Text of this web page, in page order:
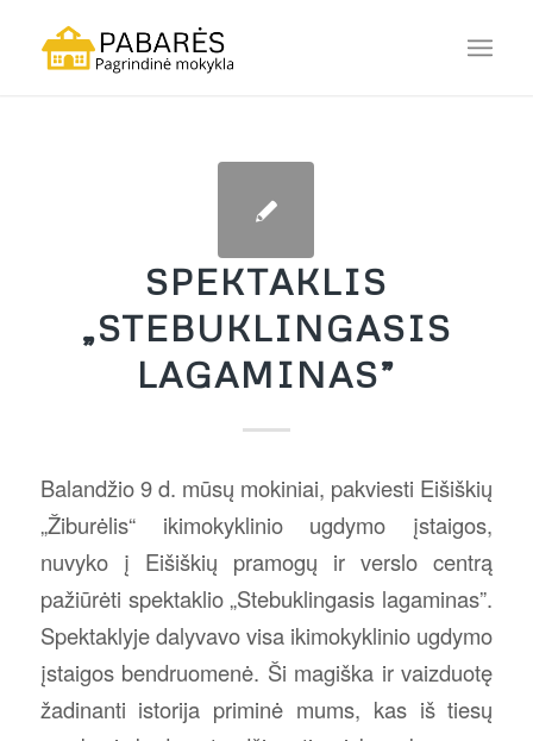
SPEKTAKLIS
„STEBUKLINGASIS
LAGAMINAS”
Balandžio 9 d. mūsų mokiniai, pakviesti Eišiškių
„Žiburėlis“ ikimokyklinio ugdymo įstaigos,
nuvyko į Eišiškių pramogų ir verslo centrą
pažiūrėti spektaklio „Stebuklingasis lagaminas”.
Spektaklyje dalyvavo visa ikimokyklinio ugdymo
įstaigos bendruomenė. Ši magiška ir vaizduotę
žadinanti istorija priminė mums, kas iš tiesų